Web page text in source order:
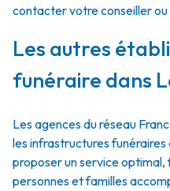
contacter votre conseiller ou
Les autres
funéraire dans
Les agences du réseau
les infrastructures
proposer un service
personnes et familles